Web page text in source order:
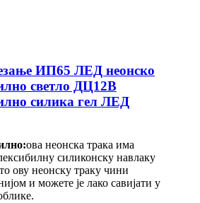
ИП65 ЛЕД неонско
светло ДЦ12В
силика гел ЛЕД
ова неонска трака има
силиконску навлаку
ову неонску траку чини
и можете је лако савијати у